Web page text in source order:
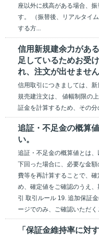
座以外に残高がある場合、
す。 （振替後、リアルタイ
する方...
信用新規建余力があ
足しているためお受
れ、注文が出せません
信用取引につきましては、
規売建注文は、 値幅制限の
証金を計算するため、その分
追証・不足金の概算
い。
追証・不足金の概算値とは
下回った場合に、必要な金
費等を再計算することで、
め、確定値をご確認のうえ
引 取引ルール 19. 追加保証
ージでのみ、ご確認いただ
「保証金維持率に対